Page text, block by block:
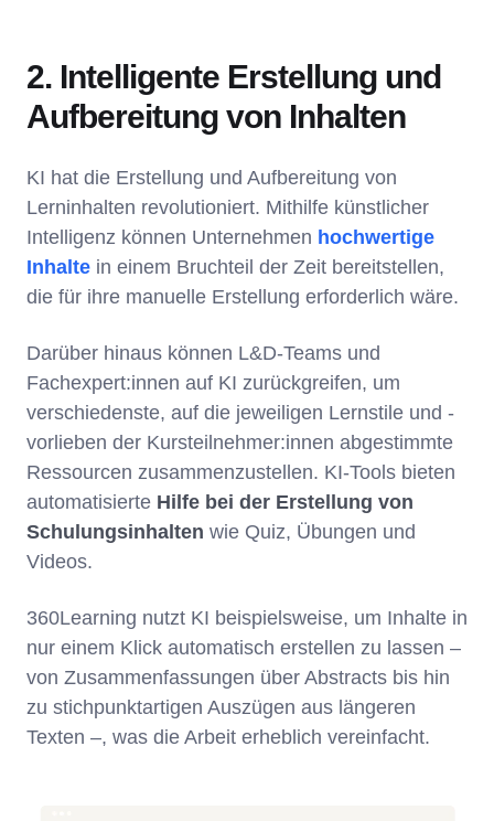
2. Intelligente Erstellung und
Aufbereitung von Inhalten
KI hat die Erstellung und Aufbereitung von
Lerninhalten revolutioniert. Mithilfe künstlicher
Intelligenz können Unternehmen hochwertige
Inhalte in einem Bruchteil der Zeit bereitstellen,
die für ihre manuelle Erstellung erforderlich wäre.
Darüber hinaus können L&D-Teams und
Fachexpert:innen auf KI zurückgreifen, um
verschiedenste, auf die jeweiligen Lernstile und -
vorlieben der Kursteilnehmer:innen abgestimmte
Ressourcen zusammenzustellen. KI-Tools bieten
automatisierte Hilfe bei der Erstellung von
Schulungsinhalten wie Quiz, Übungen und
Videos.
360Learning nutzt KI beispielsweise, um Inhalte in
nur einem Klick automatisch erstellen zu lassen –
von Zusammenfassungen über Abstracts bis hin
zu stichpunktartigen Auszügen aus längeren
Texten –, was die Arbeit erheblich vereinfacht.